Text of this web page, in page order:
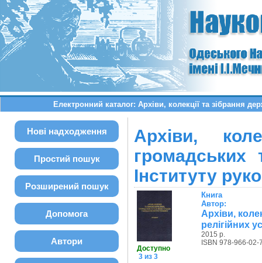
Електронний каталог: Архіви, колекції та зібрання
Нові надходження
Простий пошук
Розширений пошук
Допомога
Автори
Архіви,
громадських
Інституту
Доступно
3 из 3
Книга
Автор:
Архіви,
релігійних
2015 р.
ISBN 978-966-02-